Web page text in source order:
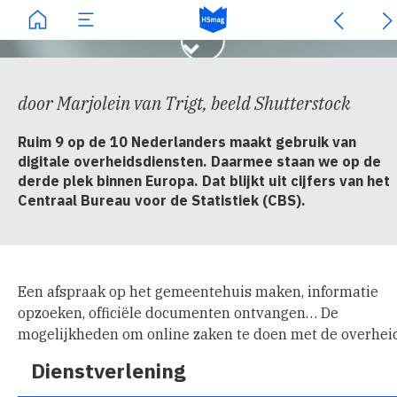
Dienstverlening
door Marjolein van Trigt, beeld Shutterstock
Ruim 9 op de 10 Nederlanders maakt gebruik van
digitale overheidsdiensten. Daarmee staan we op de
derde plek binnen Europa. Dat blijkt uit cijfers van het
Centraal Bureau voor de Statistiek (CBS).
Een afspraak op het gemeentehuis maken, informatie
opzoeken, officiële documenten ontvangen… De
mogelijkheden om online zaken te doen met de
mensen gebruikmaken van de digitale overheid. Dat lag